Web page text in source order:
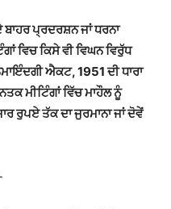
ਬਾਹਰ ਪ੍ਰਦਰਸ਼ਨ ਜਾਂ ਧਰਨਾ
ਵਿਚ ਕਿਸੇ ਵੀ ਵਿਘਨ ਵਿਰੁੱਧ
ਐਕਟ, 1951 ਦੀ ਧਾਰਾ
ਮੀਟਿੰਗਾਂ ਵਿੱਚ ਮਾਹੌਲ ਨੂੰ
ਰੁਪਏ ਤੱਕ ਦਾ ਜੁਰਮਾਨਾ ਜਾਂ ਦੋਵੇਂ